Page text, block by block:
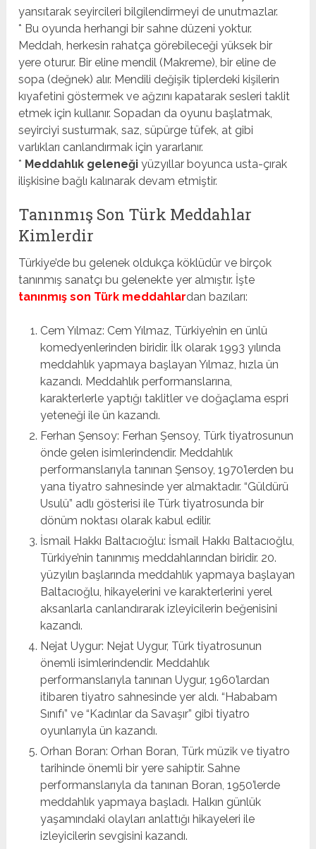
yansıtarak seyircileri bilgilendirmeyi de unutmazlar.
* Bu oyunda herhangi bir sahne düzeni yoktur.
Meddah, herkesin rahatça görebileceği yüksek bir
yere oturur. Bir eline mendil (Makreme), bir eline de
sopa (değnek) alır. Mendili değişik tiplerdeki kişilerin
kıyafetini göstermek ve ağzını kapatarak sesleri taklit
etmek için kullanır. Sopadan da oyunu başlatmak,
seyirciyi susturmak, saz, süpürge tüfek, at gibi
varlıkları canlandırmak için yararlanır.
* Meddahlık geleneği yüzyıllar boyunca usta-çırak
ilişkisine bağlı kalınarak devam etmiştir.
Tanınmış Son Türk Meddahlar
Kimlerdir
Türkiye’de bu gelenek oldukça köklüdür ve birçok
tanınmış sanatçı bu gelenekte yer almıştır. İşte
tanınmış son Türk meddahlardan bazıları:
Cem Yılmaz: Cem Yılmaz, Türkiye’nin en ünlü
komedyenlerinden biridir. İlk olarak 1993 yılında
meddahlık yapmaya başlayan Yılmaz, hızla ün
kazandı. Meddahlık performanslarına,
karakterlerle yaptığı taklitler ve doğaçlama espri
yeteneği ile ün kazandı.
Ferhan Şensoy: Ferhan Şensoy, Türk tiyatrosunun
önde gelen isimlerindendir. Meddahlık
performanslarıyla tanınan Şensoy, 1970’lerden bu
yana tiyatro sahnesinde yer almaktadır. “Güldürü
Usulü” adlı gösterisi ile Türk tiyatrosunda bir
dönüm noktası olarak kabul edilir.
İsmail Hakkı Baltacıoğlu: İsmail Hakkı Baltacıoğlu,
Türkiye’nin tanınmış meddahlarından biridir. 20.
yüzyılın başlarında meddahlık yapmaya başlayan
Baltacıoğlu, hikayelerini ve karakterlerini yerel
aksanlarla canlandırarak izleyicilerin beğenisini
kazandı.
Nejat Uygur: Nejat Uygur, Türk tiyatrosunun
önemli isimlerindendir. Meddahlık
performanslarıyla tanınan Uygur, 1960’lardan
itibaren tiyatro sahnesinde yer aldı. “Hababam
Sınıfı” ve “Kadınlar da Savaşır” gibi tiyatro
oyunlarıyla ün kazandı.
Orhan Boran: Orhan Boran, Türk müzik ve tiyatro
tarihinde önemli bir yere sahiptir. Sahne
performanslarıyla da tanınan Boran, 1950’lerde
meddahlık yapmaya başladı. Halkın günlük
yaşamındaki olayları anlattığı hikayeleri ile
izleyicilerin sevgisini kazandı.